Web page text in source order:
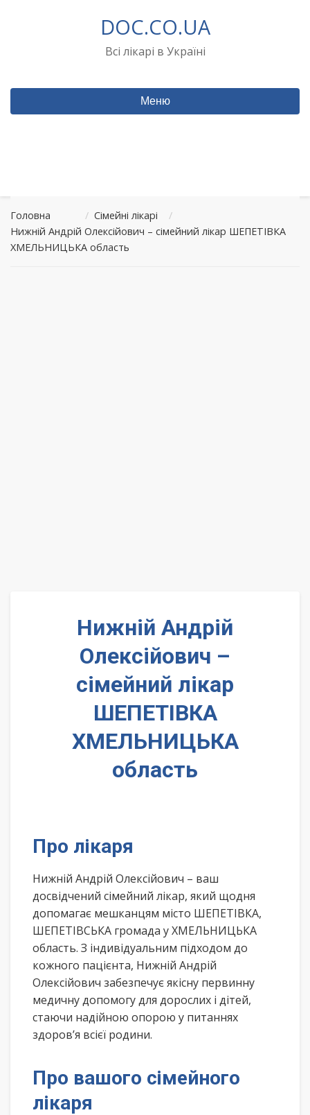
DOC.CO.UA
Всі лікарі в Україні
Меню
Головна / Сімейні лікарі
/
Нижній Андрій Олексійович – сімейний лікар ШЕПЕТІВКА
ХМЕЛЬНИЦЬКА область
Нижній Андрій
Олексійович –
сімейний лікар
ШЕПЕТІВКА
ХМЕЛЬНИЦЬКА
область
Про лікаря
Нижній Андрій Олексійович – ваш
досвідчений сімейний лікар, який щодня
допомагає мешканцям місто ШЕПЕТІВКА,
ШЕПЕТІВСЬКА громада у ХМЕЛЬНИЦЬКА
область. З індивідуальним підходом до
кожного пацієнта, Нижній Андрій
Олексійович забезпечує якісну первинну
медичну допомогу для дорослих і дітей,
стаючи надійною опорою у питаннях
здоров’я всієї родини.
Про вашого сімейного
лікаря